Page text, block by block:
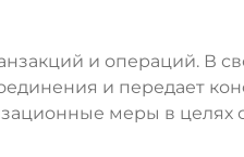
и операций. В
и передает
меры в целях